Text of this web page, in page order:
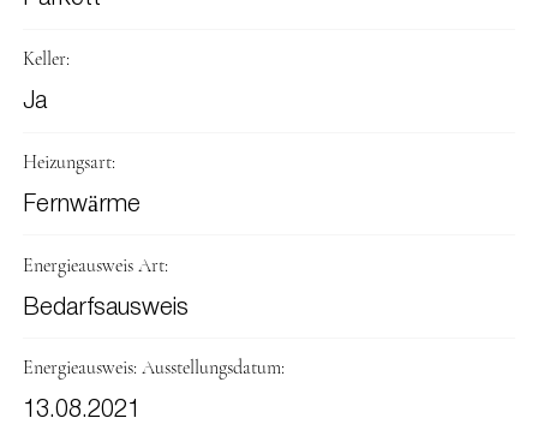
Keller:
Ja
Heizungsart:
Fernwärme
Energieausweis Art:
Bedarfsausweis
Energieausweis: Ausstellungsdatum:
13.08.2021